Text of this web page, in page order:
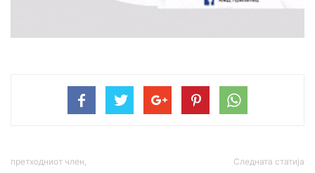
претходниот член, Следната статија